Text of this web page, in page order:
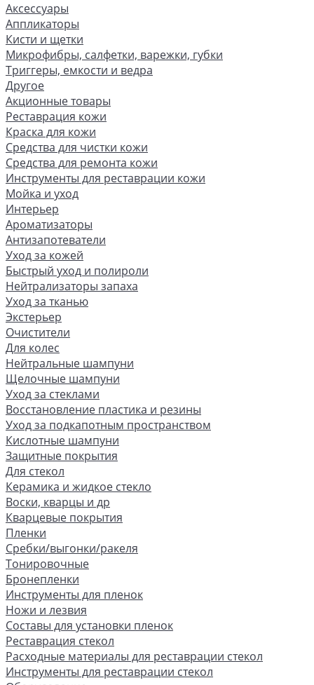
Аксессуары
Аппликаторы
Кисти и щетки
Микрофибры, салфетки, варежки, губки
Триггеры, емкости и ведра
Другое
Акционные товары
Реставрация кожи
Краска для кожи
Средства для чистки кожи
Средства для ремонта кожи
Инструменты для реставрации кожи
Мойка и уход
Интерьер
Ароматизаторы
Антизапотеватели
Уход за кожей
Быстрый уход и полироли
Нейтрализаторы запаха
Уход за тканью
Экстерьер
Очистители
Для колес
Нейтральные шампуни
Щелочные шампуни
Уход за стеклами
Восстановление пластика и резины
Уход за подкапотным пространством
Кислотные шампуни
Защитные покрытия
Для стекол
Керамика и жидкое стекло
Воски, кварцы и др
Кварцевые покрытия
Пленки
Сребки/выгонки/ракеля
Тонировочные
Бронепленки
Инструменты для пленок
Ножи и лезвия
Составы для установки пленок
Реставрация стекол
Расходные материалы для реставрации стекол
Инструменты для реставрации стекол